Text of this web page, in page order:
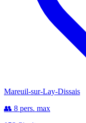
Mareuil-sur-Lay-Dissais
👥 8 pers. max